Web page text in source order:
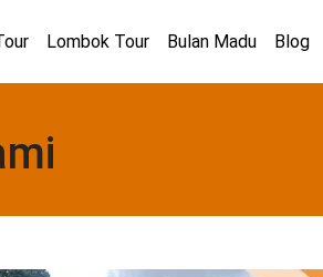
Lombok Tour Bulan Madu Blog